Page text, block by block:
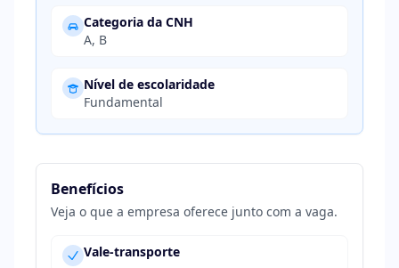
Categoria da CNH
A, B
Nível de escolaridade
Fundamental
Benefícios
Veja o que a empresa oferece junto com a vaga.
Vale-transporte